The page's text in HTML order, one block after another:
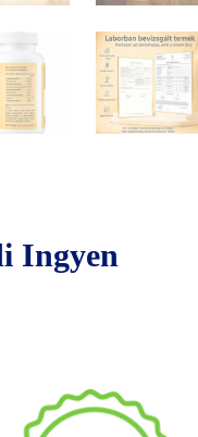
Ingyen